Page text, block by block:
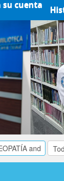
su cuenta